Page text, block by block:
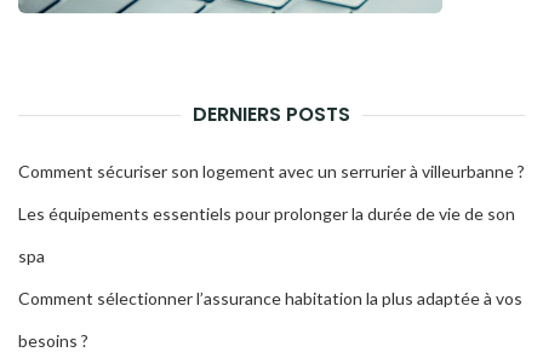
DERNIERS POSTS
Comment sécuriser son logement avec un serrurier à villeurbanne ?
Les équipements essentiels pour prolonger la durée de vie de son
spa
Comment sélectionner l’assurance habitation la plus adaptée à vos
besoins ?